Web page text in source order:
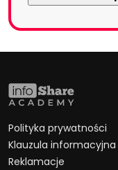
Polityka prywatności
Klauzula informacyjna
Reklamacje